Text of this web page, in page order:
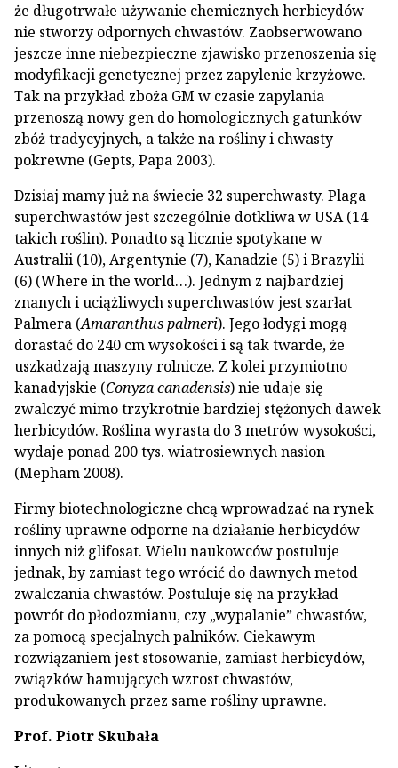
że długotrwałe używanie chemicznych herbicydów
nie stworzy odpornych chwastów. Zaobserwowano
jeszcze inne niebezpieczne zjawisko przenoszenia się
modyfikacji genetycznej przez zapylenie krzyżowe.
Tak na przykład zboża GM w czasie zapylania
przenoszą nowy gen do homologicznych gatunków
zbóż tradycyjnych, a także na rośliny i chwasty
pokrewne (Gepts, Papa 2003).
Dzisiaj mamy już na świecie 32 superchwasty. Plaga
superchwastów jest szczególnie dotkliwa w USA (14
takich roślin). Ponadto są licznie spotykane w
Australii (10), Argentynie (7), Kanadzie (5) i Brazylii
(6) (Where in the world…). Jednym z najbardziej
znanych i uciążliwych superchwastów jest szarłat
Palmera (Amaranthus palmeri). Jego łodygi mogą
dorastać do 240 cm wysokości i są tak twarde, że
uszkadzają maszyny rolnicze. Z kolei przymiotno
kanadyjskie (Conyza canadensis) nie udaje się
zwalczyć mimo trzykrotnie bardziej stężonych dawek
herbicydów. Roślina wyrasta do 3 metrów wysokości,
wydaje ponad 200 tys. wiatrosiewnych nasion
(Mepham 2008).
Firmy biotechnologiczne chcą wprowadzać na rynek
rośliny uprawne odporne na działanie herbicydów
innych niż glifosat. Wielu naukowców postuluje
jednak, by zamiast tego wrócić do dawnych metod
zwalczania chwastów. Postuluje się na przykład
powrót do płodozmianu, czy „wypalanie” chwastów,
za pomocą specjalnych palników. Ciekawym
rozwiązaniem jest stosowanie, zamiast herbicydów,
związków hamujących wzrost chwastów,
produkowanych przez same rośliny uprawne.
Prof. Piotr Skubała